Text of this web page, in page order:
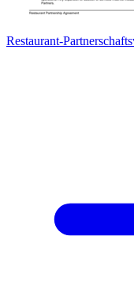
Restaurant-